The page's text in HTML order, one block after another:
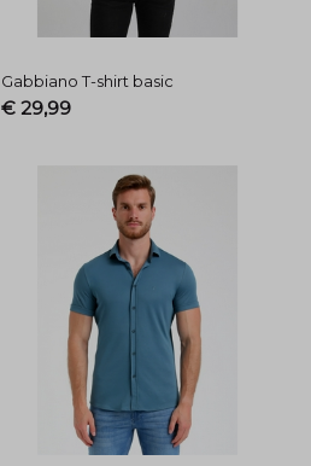
Gabbiano T-shirt basic
€ 29,99